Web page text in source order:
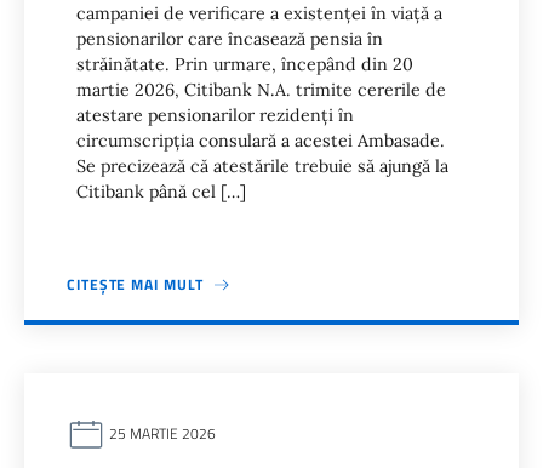
campaniei de verificare a existenței în viață a
pensionarilor care încasează pensia în
străinătate. Prin urmare, începând din 20
martie 2026, Citibank N.A. trimite cererile de
atestare pensionarilor rezidenți în
circumscripția consulară a acestei Ambasade.
Se precizează că atestările trebuie să ajungă la
Citibank până cel […]
CITEȘTE MAI MULT
25 MARTIE 2026